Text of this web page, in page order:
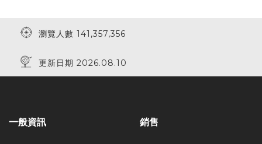
瀏覽人數 141,357,356
更新日期 2026.08.10
一般資訊 銷售